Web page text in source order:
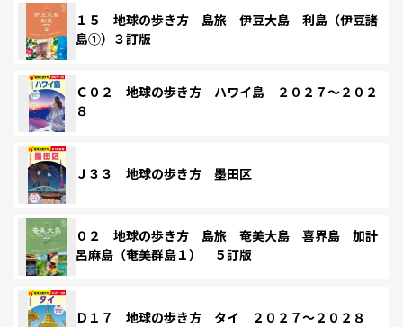
１５ 地球の歩き方 島旅 伊豆大島 利島（伊豆諸
島①）３訂版
Ｃ０２ 地球の歩き方 ハワイ島 ２０２７～２０２
８
Ｊ３３ 地球の歩き方 墨田区
０２ 地球の歩き方 島旅 奄美大島 喜界島 加計
呂麻島（奄美群島１） ５訂版
Ｄ１７ 地球の歩き方 タイ ２０２７～２０２８